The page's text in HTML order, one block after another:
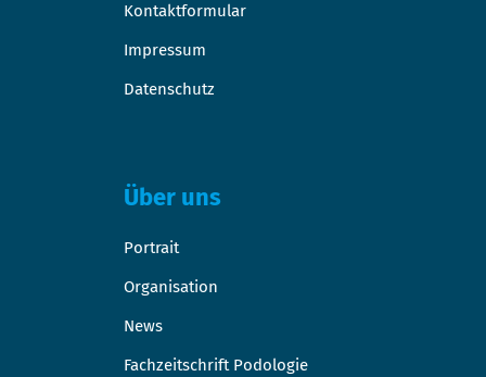
Über uns
Portrait
Organisation
News
Fachzeitschrift Podologie
Kontaktformular
Impressum
Datenschutz